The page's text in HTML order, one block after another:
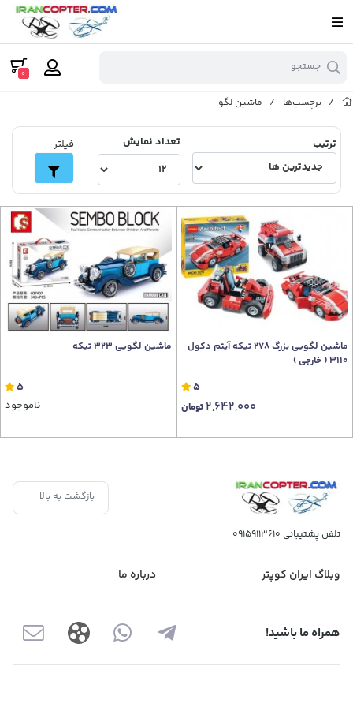
جستجو 0
/ برچسب‌ها / ماشین لگو
ترتیب تعداد نمایش فیلتر
ماشین لگویی بزرگ 278 تیکه آیتم دکول
3110 ( خارجی )
5
2,642,000 تومان
ماشین لگویی 323 تیکه
5
ناموجود
بازگشت به بالا
تلفن پشتیبانی 09159113610
وبلاگ ایران کوپتر درباره ما
همراه ما باشید!